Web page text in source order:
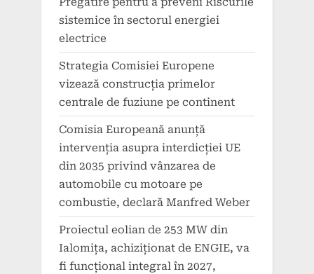
sistemice în sectorul energiei
electrice
Strategia Comisiei Europene
vizează construcția primelor
centrale de fuziune pe continent
Comisia Europeană anunță
intervenția asupra interdicției UE
din 2035 privind vânzarea de
automobile cu motoare pe
combustie, declară Manfred Weber
Proiectul eolian de 253 MW din
Ialomița, achiziționat de ENGIE, va
fi funcțional integral în 2027,